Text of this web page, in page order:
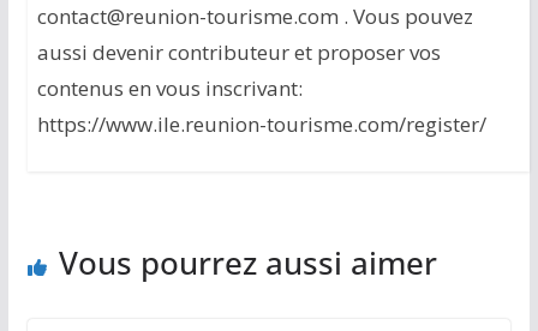
contact@reunion-tourisme.com . Vous pouvez
aussi devenir contributeur et proposer vos
contenus en vous inscrivant:
https://www.ile.reunion-tourisme.com/register/
Vous pourrez aussi aimer